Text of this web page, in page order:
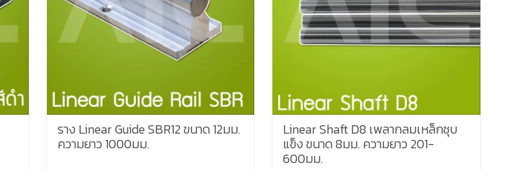
ราง Linear Guide SBR12 ขนาด 12มม.
ความยาว 1000มม.
Linear Shaft D8 เพลากลมเหล็กชุบ
แข็ง ขนาด 8มม. ความยาว 201-
600มม.